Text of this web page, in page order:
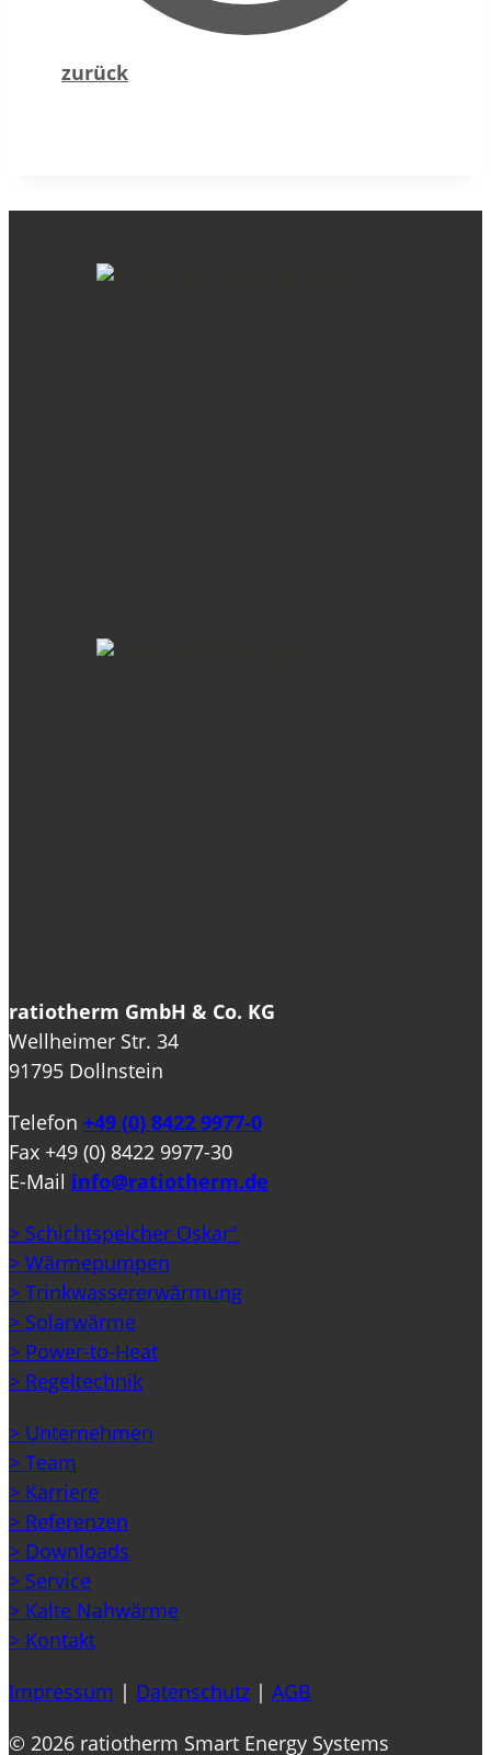
zurück
ratiotherm GmbH & Co. KG
Wellheimer Str. 34
91795 Dollnstein
Telefon +49 (0) 8422 9977-0
Fax +49 (0) 8422 9977-30
E-Mail info@ratiotherm.de
> Schichtspeicher Oskar°
> Wärmepumpen
> Trinkwassererwärmung
> Solarwärme
> Power-to-Heat
> Regeltechnik
> Unternehmen
> Team
> Karriere
> Referenzen
> Downloads
> Service
> Kalte Nahwärme
> Kontakt
Impressum | Datenschutz | AGB
© 2026 ratiotherm Smart Energy Systems